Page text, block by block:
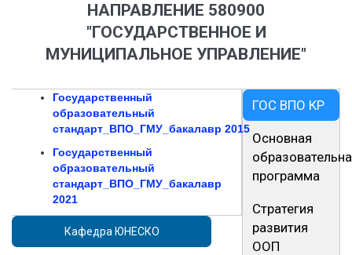
НАПРАВЛЕНИЕ 580900
"ГОСУДАРСТВЕННОЕ И
МУНИЦИПАЛЬНОЕ УПРАВЛЕНИЕ"
ГОС ВПО КР
Основная
программа
Стратегия
развития
ООП
Государственный
образовательный
стандарт_ВПО_ГМУ_бакалавр 2015
Государственный
образовательный
стандарт_ВПО_ГМУ_бакалавр
2021
Кафедра ЮНЕСКО